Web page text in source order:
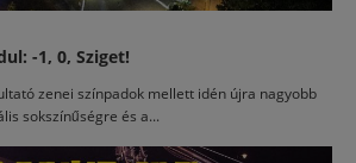
-1, 0, Sziget!
zenei színpadok mellett idén újra nagyobb
sokszínűségre és a...